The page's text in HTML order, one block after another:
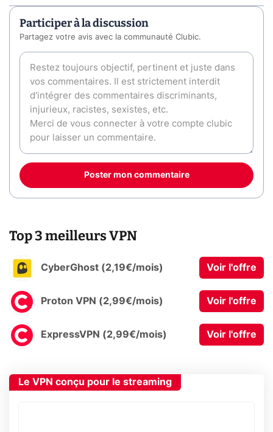
Participer à la discussion
Partagez votre avis avec la communauté Clubic.
Poster mon commentaire
Top 3 meilleurs VPN
CyberGhost (2,19€/mois) Voir l'offre
Proton VPN (2,99€/mois) Voir l'offre
ExpressVPN (2,99€/mois) Voir l'offre
Le VPN conçu pour le streaming